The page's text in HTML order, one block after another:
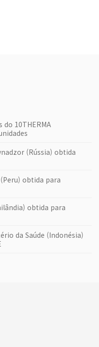
do 10THERMA
(Rússia) obtida
obtida para
obtida para
da Saúde (Indonésia)